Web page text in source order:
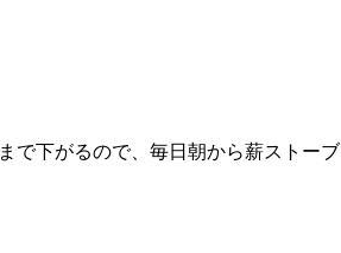
で下がるので、毎日朝から薪ストーブ